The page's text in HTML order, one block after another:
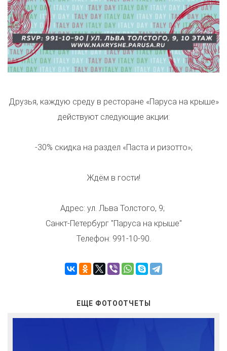
Друзья, каждую среду в ресторане «Паруса на крыше»
действуют следующие акции:
-30% скидка на раздел «Паста и ризотто»;
Ждём в гости!
Адрес: ул. Льва Толстого, 9;
Санкт-Петербург "Паруса на крыше"
Телефон: 991-10-90.
ЕЩЕ ФОТООТЧЕТЫ